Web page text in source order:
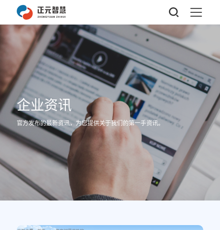
企业资讯
官方发布的最新资讯，为您提供关于我们的第一手资讯。